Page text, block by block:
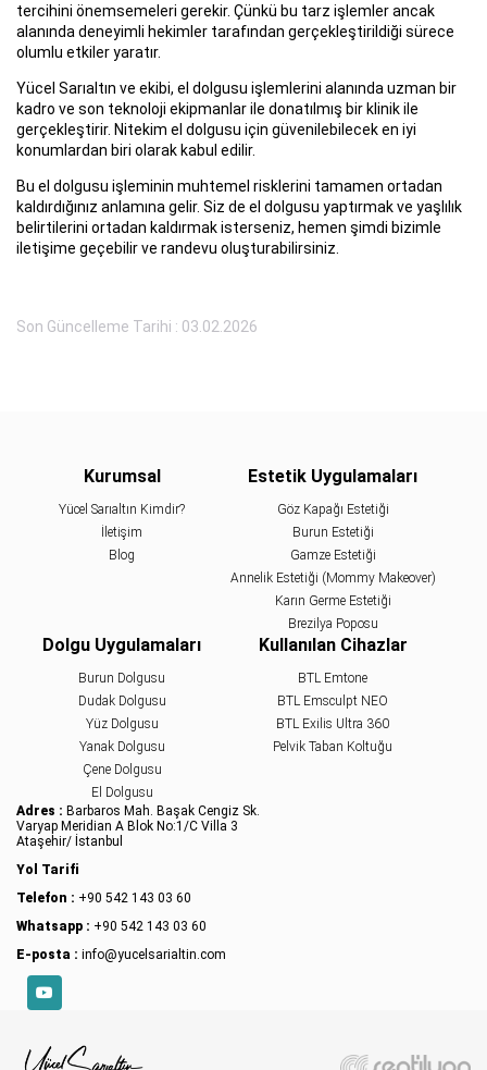
tercihini önemsemeleri gerekir. Çünkü bu tarz işlemler ancak
alanında deneyimli hekimler tarafından gerçekleştirildiği sürece
olumlu etkiler yaratır.
Yücel Sarıaltın ve ekibi, el dolgusu işlemlerini alanında uzman bir
kadro ve son teknoloji ekipmanlar ile donatılmış bir klinik ile
gerçekleştirir. Nitekim el dolgusu için güvenilebilecek en iyi
konumlardan biri olarak kabul edilir.
Bu el dolgusu işleminin muhtemel risklerini tamamen ortadan
kaldırdığınız anlamına gelir. Siz de el dolgusu yaptırmak ve yaşlılık
belirtilerini ortadan kaldırmak isterseniz, hemen şimdi bizimle
iletişime geçebilir ve randevu oluşturabilirsiniz.
Son Güncelleme Tarihi : 03.02.2026
Kurumsal
Yücel Sarıaltın Kimdir?
İletişim
Blog
Estetik Uygulamaları
Göz Kapağı Estetiği
Burun Estetiği
Gamze Estetiği
Annelik Estetiği (Mommy Makeover)
Karın Germe Estetiği
Brezilya Poposu
Dolgu Uygulamaları
Burun Dolgusu
Dudak Dolgusu
Yüz Dolgusu
Yanak Dolgusu
Çene Dolgusu
El Dolgusu
Kullanılan Cihazlar
BTL Emtone
BTL Emsculpt NEO
BTL Exilis Ultra 360
Pelvik Taban Koltuğu
Adres : Barbaros Mah. Başak Cengiz Sk.
Varyap Meridian A Blok No:1/C Villa 3
Ataşehir/ İstanbul
Yol Tarifi
Telefon : +90 542 143 03 60
Whatsapp : +90 542 143 03 60
E-posta : info@yucelsarialtin.com
YouTube